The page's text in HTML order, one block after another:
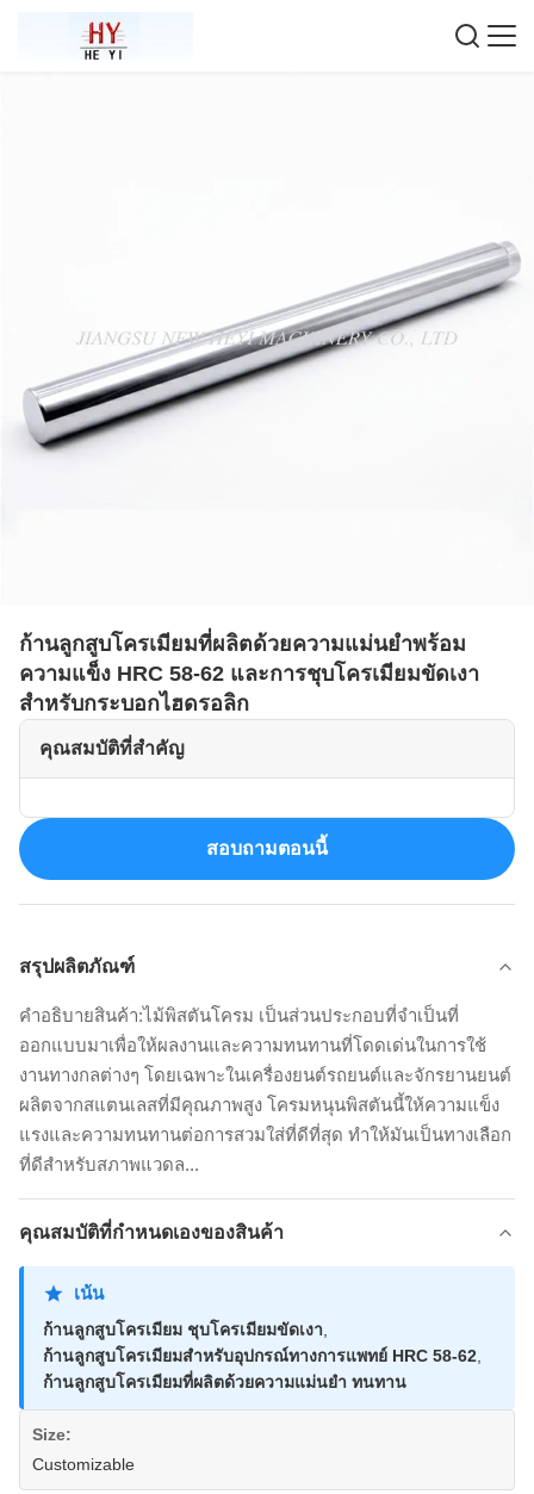
ก้านลูกสูบโครเมียมที่ผลิตด้วยความแม่นยำพร้อม
ความแข็ง HRC 58-62 และการชุบโครเมียมขัดเงา
สำหรับกระบอกไฮดรอลิก
คุณสมบัติที่สำคัญ
สอบถามตอนนี้
สรุปผลิตภัณฑ์
คําอธิบายสินค้า:ไม้พิสตันโครม เป็นส่วนประกอบที่จําเป็นที่
ออกแบบมาเพื่อให้ผลงานและความทนทานที่โดดเด่นในการใช้
งานทางกลต่างๆ โดยเฉพาะในเครื่องยนต์รถยนต์และจักรยานยนต์
ผลิตจากสแตนเลสที่มีคุณภาพสูง โครมหนุนพิสตันนี้ให้ความแข็ง
แรงและความทนทานต่อการสวมใส่ที่ดีที่สุด ทําให้มันเป็นทางเลือก
ที่ดีสําหรับสภาพแวดล...
คุณสมบัติที่กําหนดเองของสินค้า
เน้น
ก้านลูกสูบโครเมียม ชุบโครเมียมขัดเงา
ก้านลูกสูบโครเมียมสำหรับอุปกรณ์ทางการแพทย์ HRC 58-62
ก้านลูกสูบโครเมียมที่ผลิตด้วยความแม่นยำ ทนทาน
Size:
Customizable